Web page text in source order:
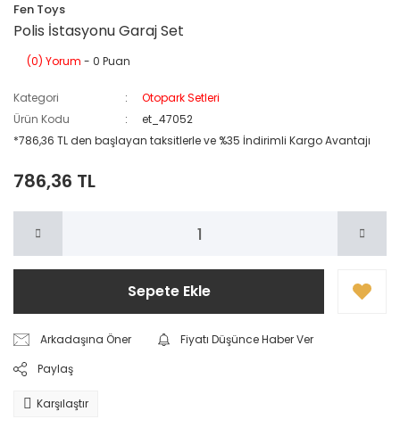
Fen Toys
Polis İstasyonu Garaj Set
(0) Yorum - 0 Puan
Kategori
Otopark Setleri
Ürün Kodu
et_47052
*786,36 TL den başlayan taksitlerle ve %35 İndirimli Kargo Avantajı
786,36 TL
Sepete Ekle
Arkadaşına Öner
Fiyatı Düşünce Haber Ver
Paylaş
Karşılaştır